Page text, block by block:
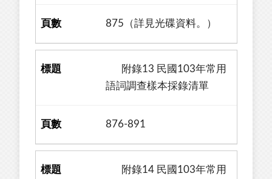
875（詳見光碟資料。）
附錄13 民國103年常用
語詞調查樣本採錄清單
876-891
附錄14 民國103年常用